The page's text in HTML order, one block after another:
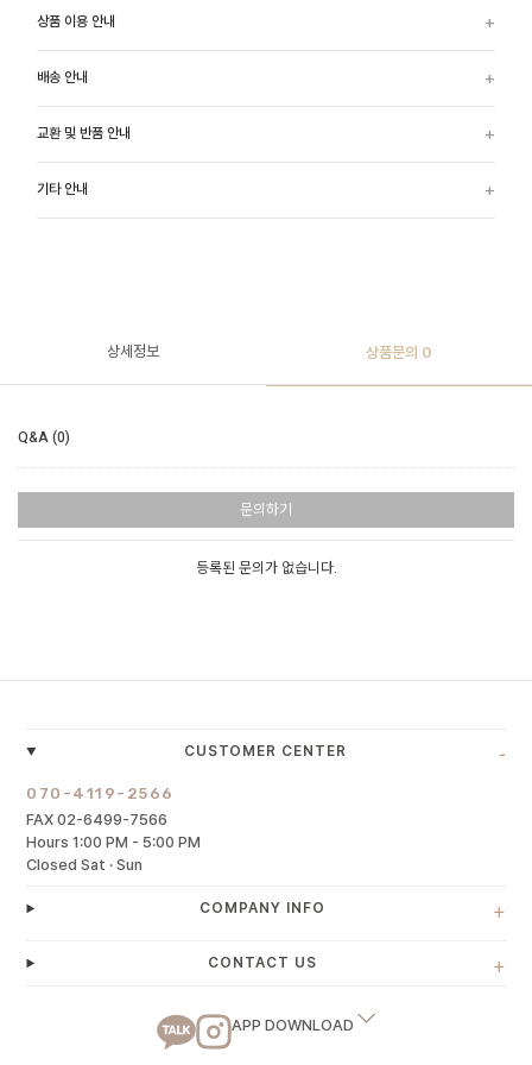
상품 이용 안내
배송 안내
교환 및 반품 안내
기타 안내
상세정보 상품문의 0
Q&A (0)
문의하기
등록된 문의가 없습니다.
CUSTOMER CENTER -
070-4119-2566
FAX 02-6499-7566
Hours 1:00 PM - 5:00 PM
Closed Sat · Sun
COMPANY INFO +
CONTACT US +
APP DOWNLOAD